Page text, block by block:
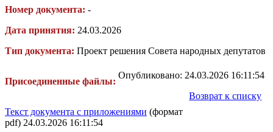
Номер документа: -
Дата принятия: 24.03.2026
Тип документа: Проект решения Совета народных депутатов
Присоединенные файлы:
Текст документа с приложениями (формат
pdf) 24.03.2026 16:11:54
Опубликовано: 24.03.2026 16:11:54
Возврат к списку